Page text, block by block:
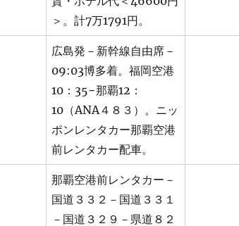
＞。計7万1791円。
広島発－新幹線自由席－
09:03博多着。福岡空港
10：35−那覇12：
10（ANA４８３）。ニッ
ポンレンタカー那覇空港
前レンタカー配車。
那覇空港前レンタカー－
国道３３２－国道３３１
－国道３２９－県道８２